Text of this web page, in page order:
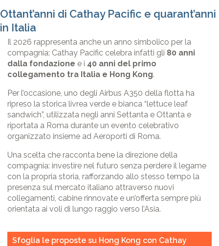
Ottant’anni di Cathay Pacific e quarant’anni
in Italia
Il 2026 rappresenta anche un anno simbolico per la
compagnia: Cathay Pacific celebra infatti gli 80 anni
dalla fondazione e i 40 anni del primo
collegamento tra Italia e Hong Kong.
Per l’occasione, uno degli Airbus A350 della flotta ha
ripreso la storica livrea verde e bianca “lettuce leaf
sandwich”, utilizzata negli anni Settanta e Ottanta e
riportata a Roma durante un evento celebrativo
organizzato insieme ad Aeroporti di Roma.
Una scelta che racconta bene la direzione della
compagnia: investire nel futuro senza perdere il legame
con la propria storia, rafforzando allo stesso tempo la
presenza sul mercato italiano attraverso nuovi
collegamenti, cabine rinnovate e un’offerta sempre più
orientata ai voli di lungo raggio verso l’Asia.
Sfoglia le proposte su Hong Kong con Cathay